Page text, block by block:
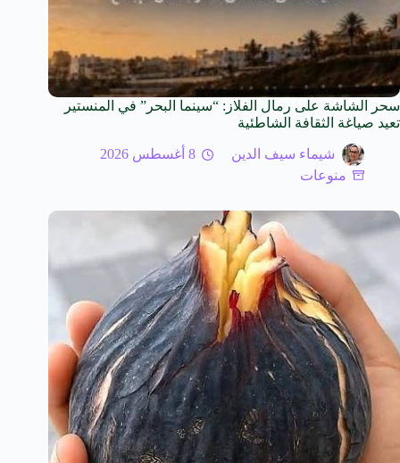
سحر الشاشة على رمال الفلاز: “سينما البحر” في المنستير
تعيد صياغة الثقافة الشاطئية
شيماء سيف الدين
8 أغسطس 2026
منوعات